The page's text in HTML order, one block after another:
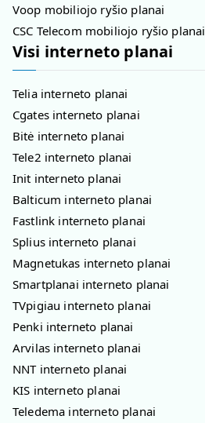
Voop mobiliojo ryšio planai
CSC Telecom mobiliojo ryšio planai
Visi interneto planai
Telia interneto planai
Cgates interneto planai
Bitė interneto planai
Tele2 interneto planai
Init interneto planai
Balticum interneto planai
Fastlink interneto planai
Splius interneto planai
Magnetukas interneto planai
Smartplanai interneto planai
TVpigiau interneto planai
Penki interneto planai
Arvilas interneto planai
NNT interneto planai
KIS interneto planai
Teledema interneto planai